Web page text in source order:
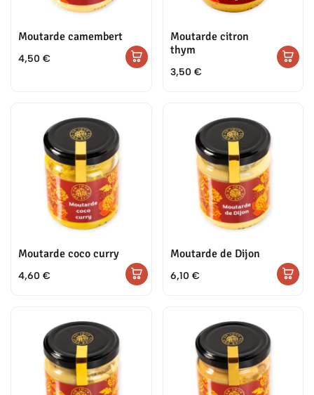
Moutarde camembert
4,50 €
Moutarde citron
thym
3,50 €
Moutarde coco curry
4,60 €
Moutarde de Dijon
6,10 €